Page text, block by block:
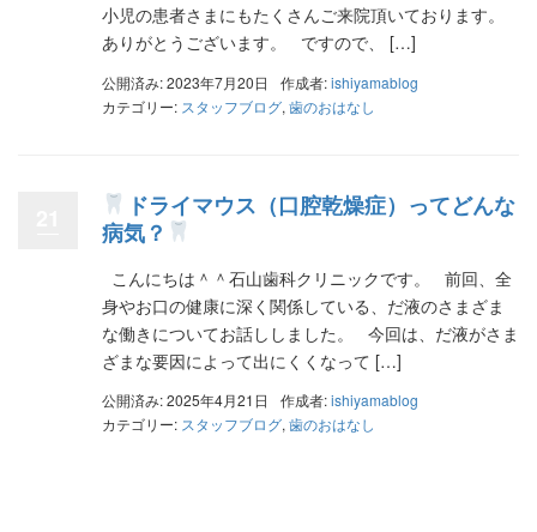
小児の患者さまにもたくさんご来院頂いております。
ありがとうございます。 ですので、 […]
公開済み: 2023年7月20日 作成者:ishiyamablog
カテゴリー: スタッフブログ, 歯のおはなし
ドライマウス（口腔乾燥症）ってどんな
病気？
こんにちは＾＾石山歯科クリニックです。 前回、全
身やお口の健康に深く関係している、だ液のさまざま
な働きについてお話ししました。 今回は、だ液がさま
ざまな要因によって出にくくなって […]
公開済み: 2025年4月21日 作成者:ishiyamablog
カテゴリー: スタッフブログ, 歯のおはなし